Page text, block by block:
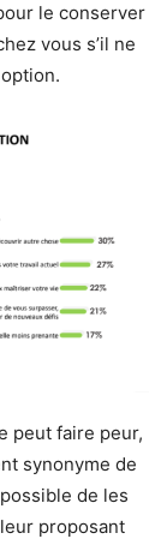
le conserver
vous s’il ne
peut faire peur,
synonyme de
de les
proposant